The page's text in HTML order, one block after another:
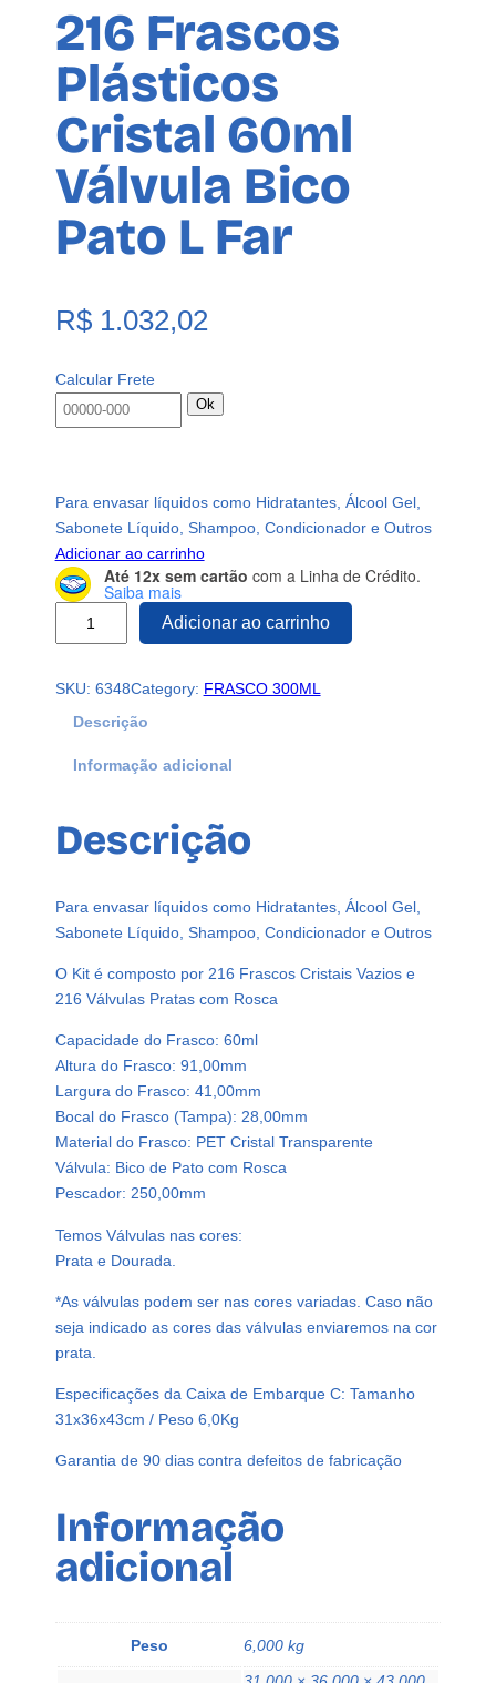
216 Frascos
Plásticos
Cristal 60ml
Válvula Bico
Pato L Far
R$1.032,02
Calcular Frete
Ok
Para envasar líquidos como Hidratantes, Álcool Gel,
Sabonete Líquido, Shampoo, Condicionador e Outros
Adicionar ao carrinho
Até 12x sem cartão com a Linha de Crédito.
Saiba mais
1
F
t
i
o
s
C
r
i
s
t
a
l
0
m
l
á
l
v
B
i
Adicionar ao carrinho
SKU: 6348Category: FRASCO 300ML
Descrição
Informação adicional
Descrição
Para envasar líquidos como Hidratantes, Álcool Gel,
Sabonete Líquido, Shampoo, Condicionador e Outros
O Kit é composto por 216 Frascos Cristais Vazios e
216 Válvulas Pratas com Rosca
Capacidade do Frasco: 60ml
Altura do Frasco: 91,00mm
Largura do Frasco: 41,00mm
Bocal do Frasco (Tampa): 28,00mm
Material do Frasco: PET Cristal Transparente
Válvula: Bico de Pato com Rosca
Pescador: 250,00mm
Temos Válvulas nas cores:
Prata e Dourada.
*As válvulas podem ser nas cores variadas. Caso não
seja indicado as cores das válvulas enviaremos na cor
prata.
Especificações da Caixa de Embarque C: Tamanho
31x36x43cm / Peso 6,0Kg
Garantia de 90 dias contra defeitos de fabricação
Informação
adicional
Peso 6,000 kg